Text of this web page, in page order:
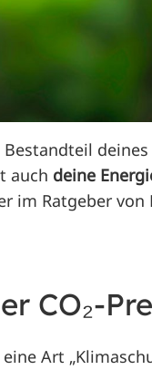
Bestandteil
auch deine
im Ratgeber
CO₂-
eine Art